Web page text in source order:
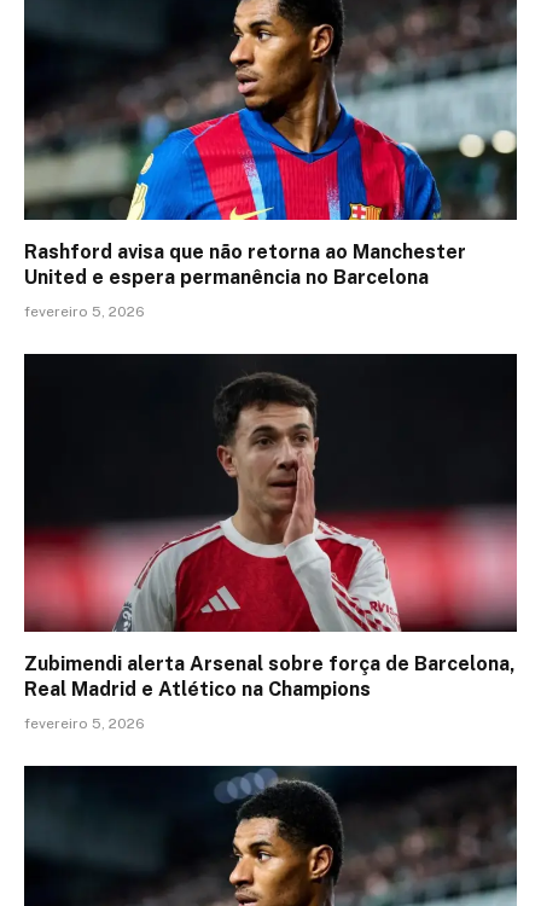
Rashford avisa que não retorna ao Manchester
United e espera permanência no Barcelona
fevereiro 5, 2026
Zubimendi alerta Arsenal sobre força de Barcelona,
Real Madrid e Atlético na Champions
fevereiro 5, 2026